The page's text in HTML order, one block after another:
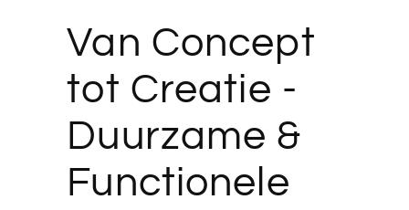
Van Concept
tot Creatie -
Duurzame &
Functionele